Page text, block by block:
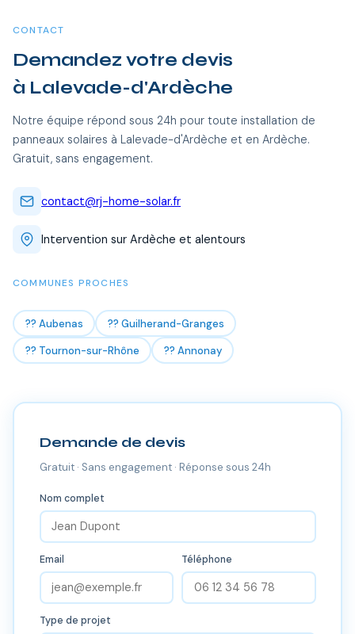
CONTACT
Demandez votre devis
à Lalevade-d'Ardèche
Notre équipe répond sous 24h pour toute installation de
panneaux solaires à Lalevade-d'Ardèche et en Ardèche.
Gratuit, sans engagement.
contact@rj-home-solar.fr
Intervention sur Ardèche et alentours
COMMUNES PROCHES
?? Aubenas
?? Guilherand-Granges
?? Tournon-sur-Rhône
?? Annonay
Demande de devis
Gratuit · Sans engagement · Réponse sous 24h
Nom complet
Email Téléphone
Type de projet